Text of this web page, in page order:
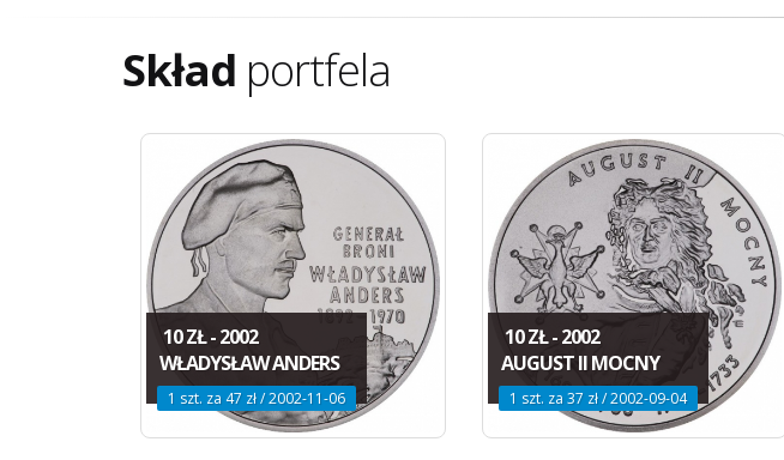
Skład portfela
10 ZŁ - 2002
WŁADYSŁAW ANDERS
1 szt. za 47 zł / 2002-11-06
10 ZŁ - 2002
AUGUST II MOCNY
1 szt. za 37 zł / 2002-09-04